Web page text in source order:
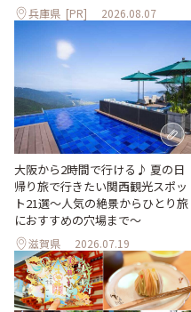
兵庫県 [PR] 2026.08.07
大阪から2時間で行ける♪ 夏の日
帰り旅で行きたい関西観光スポッ
ト21選～人気の絶景からひとり旅
におすすめの穴場まで～
滋賀県 2026.07.19